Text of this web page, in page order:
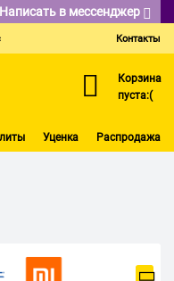
Написать в мессенджер
Контакты
Корзина
пуста:(
Уценка Распродажа